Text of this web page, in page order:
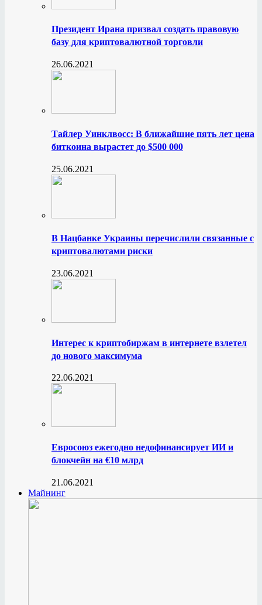
Президент Ирана призвал создать правовую
базу для криптовалютной торговли
26.06.2021
Тайлер Уинклвосс: В ближайшие пять лет цена
биткоина вырастет до $500 000
25.06.2021
В Нацбанке Украины перечислили связанные с
криптовалютами риски
23.06.2021
Интерес к криптобиржам в интернете взлетел
до нового максимума
22.06.2021
Евросоюз ежегодно недофинансирует ИИ и
блокчейн на €10 млрд
21.06.2021
Майнинг